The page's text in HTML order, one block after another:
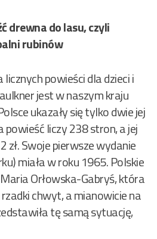
drewna do lasu, czyli
rubinów
powieści dla dzieci i
jest w naszym kraju
ukazały się tylko dwie jej
powieść liczy 238 stron, a jej
zł. Swoje pierwsze wydanie
miała w roku 1965. Polskie
Orłowska-Gabryś, która
chwyt, a mianowicie na
tę samą sytuację,